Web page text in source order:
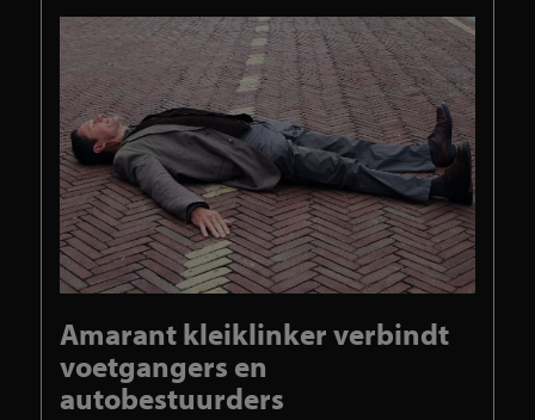
Amarant kleiklinker verbindt
voetgangers en
autobestuurders